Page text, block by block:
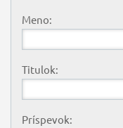
Meno:
Titulok:
Príspevok: